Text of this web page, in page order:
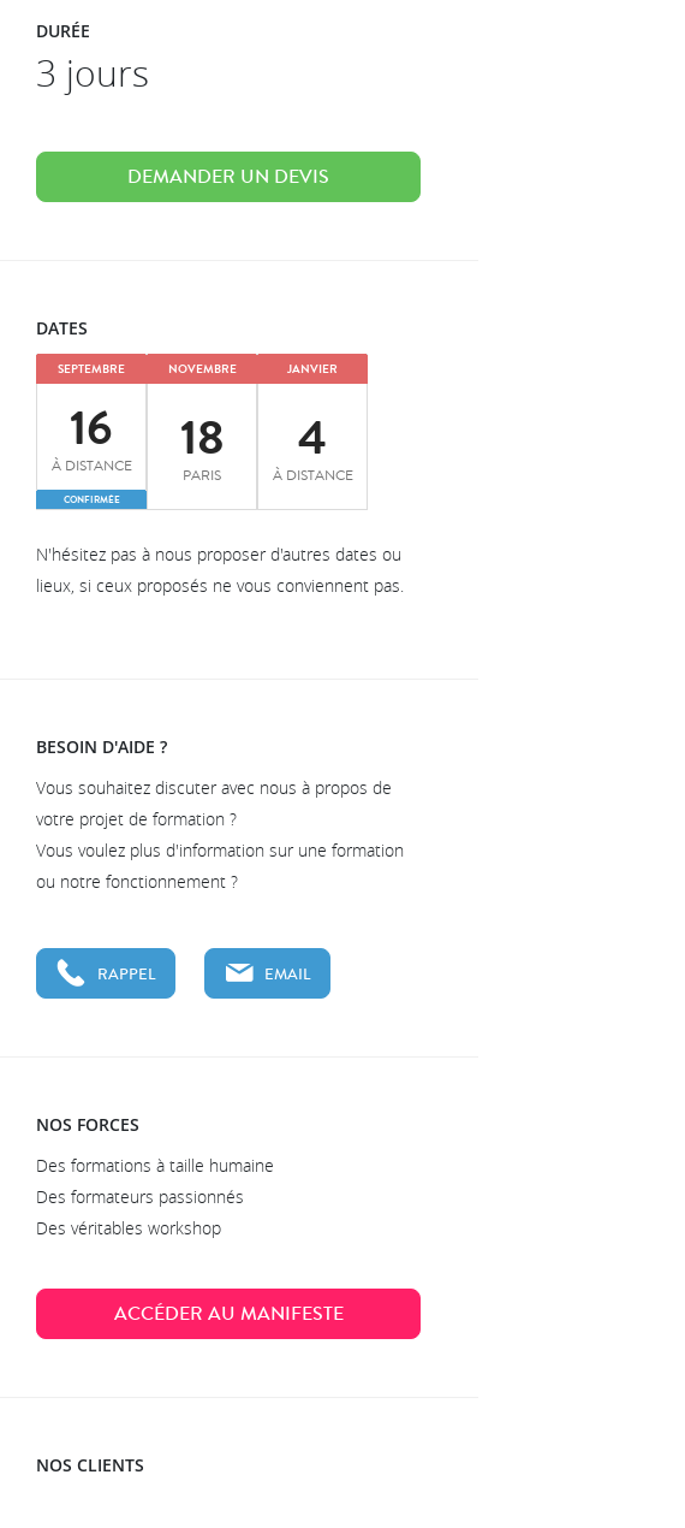
DURÉE
3 jours
DEMANDER UN DEVIS
DATES
SEPTEMBRE
16
À DISTANCE
CONFIRMÉE
NOVEMBRE
18
PARIS
JANVIER
4
À DISTANCE
N'hésitez pas à nous proposer d'autres dates ou
lieux, si ceux proposés ne vous conviennent pas.
BESOIN D'AIDE ?
Vous souhaitez discuter avec nous à propos de
votre projet de formation ?
Vous voulez plus d'information sur une formation
ou notre fonctionnement ?
RAPPEL EMAIL
NOS FORCES
Des formations à taille humaine
Des formateurs passionnés
Des véritables workshop
ACCÉDER AU MANIFESTE
NOS CLIENTS